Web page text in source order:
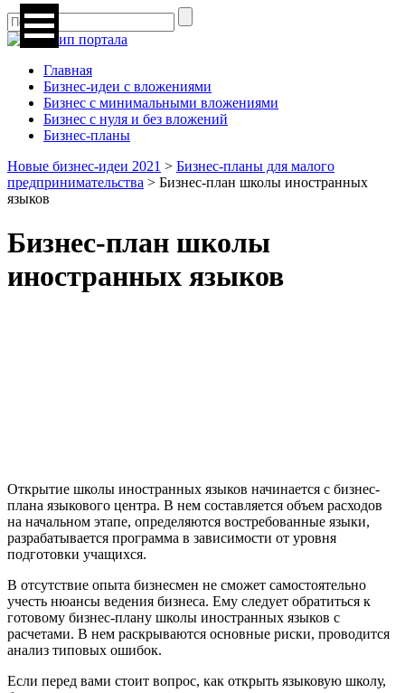
Главная
Бизнес-идеи с вложениями
Бизнес с минимальными вложениями
Бизнес с нуля и без вложений
Бизнес-планы
Новые бизнес-идеи 2021 > Бизнес-планы для малого
предпринимательства > Бизнес-план школы иностранных
языков
Бизнес-план школы
иностранных языков
Открытие школы иностранных языков начинается с бизнес-
плана языкового центра. В нем составляется объем расходов
на начальном этапе, определяются востребованные языки,
разрабатывается программа в зависимости от уровня
подготовки учащихся.
В отсутствие опыта бизнесмен не сможет самостоятельно
учесть нюансы ведения бизнеса. Ему следует обратиться к
готовому бизнес-плану школы иностранных языков с
расчетами. В нем раскрываются основные риски, проводится
анализ типовых ошибок.
Если перед вами стоит вопрос, как открыть языковую школу,